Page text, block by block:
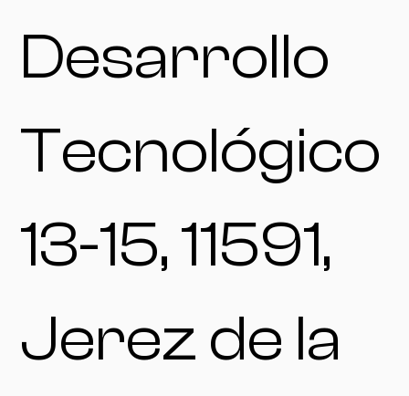
Desarrollo
Tecnológico
13-15, 11591,
Jerez de la